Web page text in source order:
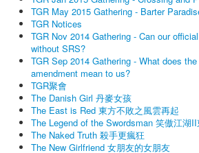
TGR May 2015 Gathering - Barter
TGR Notices
TGR Nov 2014 Gathering - Can our
without SRS?
TGR Sep 2014 Gathering - What does
amendment mean to us?
TGR聚會
The Danish Girl 丹麥女孩
The East is Red 東方不敗之風雲再起
The Legend of the Swordsman 笑傲江湖
The Naked Truth 殺手更瘋狂
The New Girlfriend 女朋友的女朋友